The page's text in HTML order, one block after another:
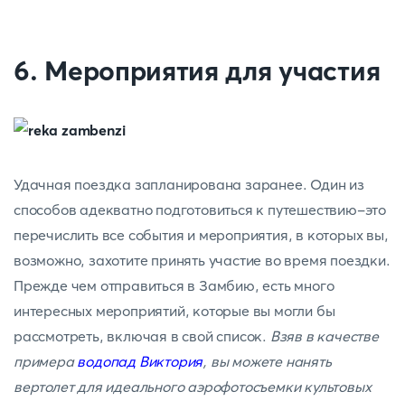
6. Мероприятия для участия
Удачная поездка запланирована заранее. Один из
способов адекватно подготовиться к путешествию-это
перечислить все события и мероприятия, в которых вы,
возможно, захотите принять участие во время поездки.
Прежде чем отправиться в Замбию, есть много
интересных мероприятий, которые вы могли бы
рассмотреть, включая в свой список. Взяв в качестве
примераводопад Виктория, вы можете нанять
вертолет для идеального аэрофотосъемки культовых